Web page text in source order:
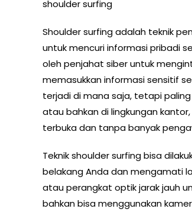
shoulder surfing
Shoulder surfing adalah teknik
untuk mencuri informasi pribadi
oleh penjahat siber untuk
memasukkan informasi sensitif
terjadi di mana saja, tetapi
atau bahkan di lingkungan
terbuka dan tanpa banyak
Teknik shoulder surfing bisa
belakang Anda dan mengamati
atau perangkat optik jarak jauh
bahkan bisa menggunakan